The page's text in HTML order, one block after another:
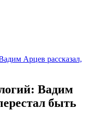
Арцев рассказал,
Вадим
быть